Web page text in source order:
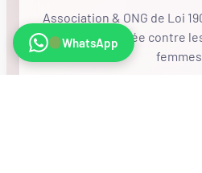
Association & ONG de Loi
général, mobilisée contre
femmes.
WhatsApp